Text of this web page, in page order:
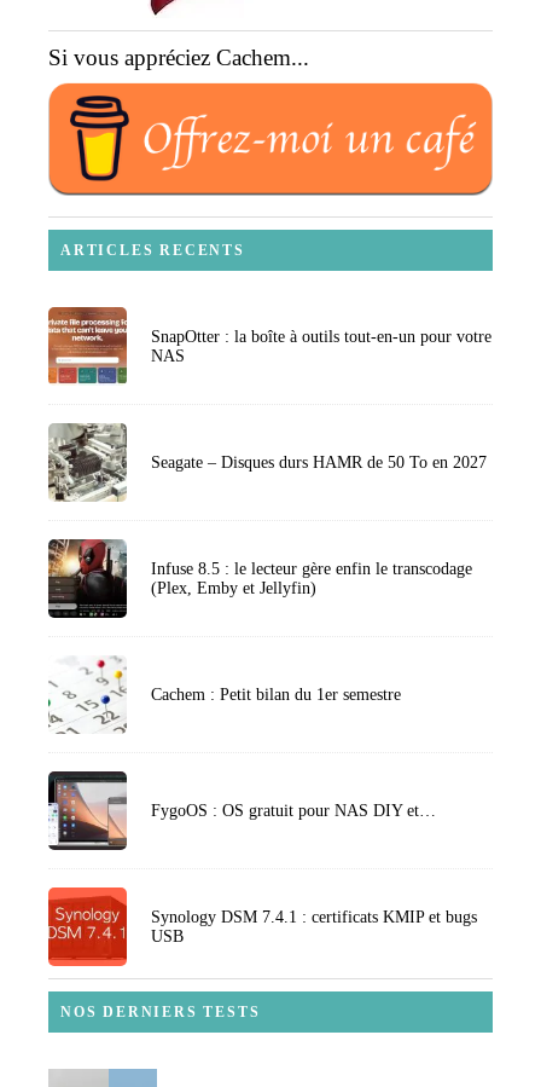
Si vous appréciez Cachem...
ARTICLES RECENTS
SnapOtter : la boîte à outils tout-en-un pour votre
NAS
Seagate – Disques durs HAMR de 50 To en 2027
Infuse 8.5 : le lecteur gère enfin le transcodage
(Plex, Emby et Jellyfin)
Cachem : Petit bilan du 1er semestre
FygoOS : OS gratuit pour NAS DIY et…
Synology DSM 7.4.1 : certificats KMIP et bugs
USB
NOS DERNIERS TESTS